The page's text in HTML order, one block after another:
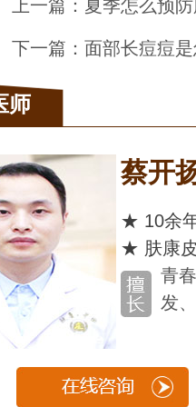
上一篇： 夏季怎么预
下一篇： 面部长痘痘
师
皮肤科主任
皮肤科临床经验
肤病坐诊医生
、荨麻疹、 湿疹、皮
毛囊炎、顽固性皮肤